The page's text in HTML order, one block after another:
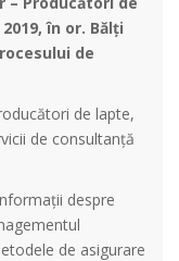
în or. Bălți
de
de lapte,
de consultanță
despre
de asigurare